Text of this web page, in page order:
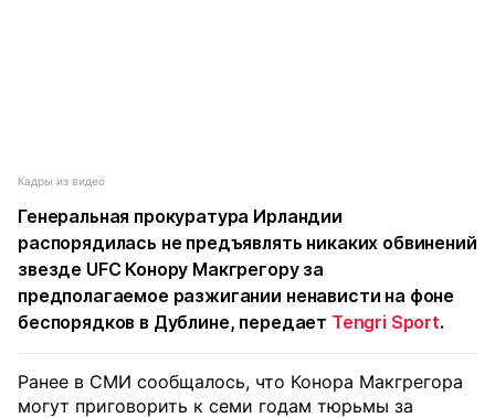
Кадры из видео
Генеральная прокуратура Ирландии
распорядилась не предъявлять никаких обвинений
звезде UFC Конору Макгрегору за
предполагаемое разжигании ненависти на фоне
беспорядков в Дублине, передает Tengri Sport.
Ранее в СМИ сообщалось, что Конора Макгрегора
могут приговорить к семи годам тюрьмы за